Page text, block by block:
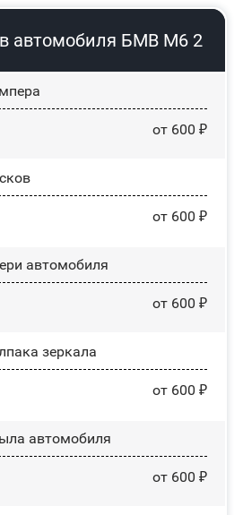
автомобиля БМВ М6 2
от 600 ₽
от 600 ₽
автомобиля
от 600 ₽
зеркала
от 600 ₽
автомобиля
от 600 ₽